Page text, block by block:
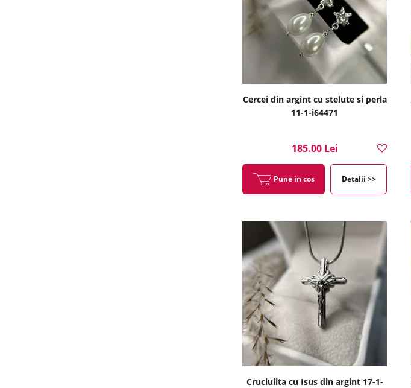
Cercei din argint cu stelute si perla
11-1-i64471
185.00 Lei
Pune in cos Detalii >>
Cruciulita cu Isus din argint 17-1-